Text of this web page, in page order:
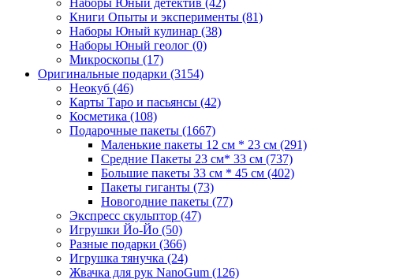
Наборы Юный детектив (42)
Книги Опыты и эксперименты (81)
Наборы Юный кулинар (38)
Наборы Юный геолог (0)
Микроскопы (17)
Оригинальные подарки (3154)
Неокуб (46)
Карты Таро и пасьянсы (42)
Косметика (108)
Подарочные пакеты (1667)
Маленькие пакеты 12 см * 23 см (291)
Средние Пакеты 23 см* 33 см (737)
Большие пакеты 33 см * 45 см (402)
Пакеты гиганты (73)
Новогодние пакеты (77)
Экспресс скульптор (47)
Игрушки Йо-Йо (50)
Разные подарки (366)
Игрушка тянучка (24)
Жвачка для рук NanoGum (126)